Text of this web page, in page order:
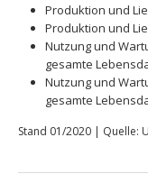
Produktion und
Produktion und
Nutzung und
gesamte
Nutzung und
gesamte
Stand 01/2020 | Quelle: